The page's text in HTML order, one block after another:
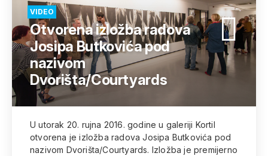
VIDEO
Otvorena izložba radova
Josipa Butkovića pod
nazivom
Dvorišta/Courtyards
U utorak 20. rujna 2016. godine u galeriji Kortil
otvorena je izložba radova Josipa Butkovića pod
nazivom Dvorišta/Courtyards. Izložba je premijerno